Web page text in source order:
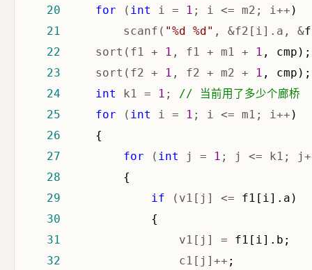
20
for ( int i = 1 ; i <= m2; i++
21
         scanf(
"%d %d " , &f2[i].a, &
22
     sort(f1 +
1 , f1 + m1 + 1
23
     sort(f2 +
1 , f2 + m2 + 1
24
int k1 = 1 ; //
当前用了多少个廊桥
25
for ( int i = 1 ; i <= m1; i++
26
27
for ( int j = 1 ; j <= k1;
28
29
if (v1[j] <=
30
31
                 v1[j] =
32
                 c1[j]++